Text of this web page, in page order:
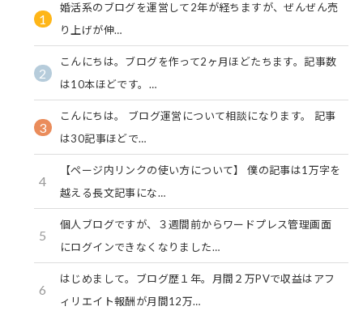
1
婚活系のブログを運営して2年が経ちますが、ぜんぜん売
り上げが伸…
2
こんにちは。ブログを作って2ヶ月ほどたちます。記事数
は10本ほどです。…
3
こんにちは。 ブログ運営について相談になります。 記事
は30記事ほどで…
4
【ページ内リンクの使い方について】 僕の記事は1万字を
越える長文記事にな…
5
個人ブログですが、３週間前からワードプレス管理画面
にログインできなくなりました…
6
はじめまして。ブログ歴１年。月間２万PVで収益はアフ
ィリエイト報酬が月間12万…